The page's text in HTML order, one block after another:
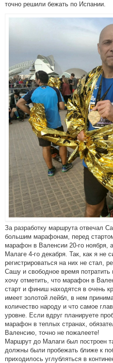
точно решили бежать по Испании.
За разработку маршрута отвечал
большим марафонам, перед
марафон в Валенсии 20-го
Малаге 4-го декабря. Так, как я
регистрироваться на них не стал,
Сашу и свободное время потратить
хочу отметить, что марафон в
старт и финиш находятся в очень
имеет золотой лейбл, в нем
количество народу и что самое
уровне. Если вдруг планируете
марафон в теплых странах,
Валенсию, точно не пожалеете!
Маршрут до Малаги был построен
должны были пробежать ближе к
приходилось углубляться в